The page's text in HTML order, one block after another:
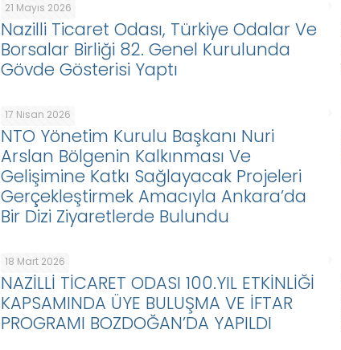
21 Mayıs 2026
Nazilli Ticaret Odası, Türkiye Odalar Ve
Borsalar Birliği 82. Genel Kurulunda
Gövde Gösterisi Yaptı
17 Nisan 2026
NTO Yönetim Kurulu Başkanı Nuri
Arslan Bölgenin Kalkınması Ve
Gelişimine Katkı Sağlayacak Projeleri
Gerçekleştirmek Amacıyla Ankara’da
Bir Dizi Ziyaretlerde Bulundu
18 Mart 2026
NAZİLLİ TİCARET ODASI 100.YIL ETKİNLİĞİ
KAPSAMINDA ÜYE BULUŞMA VE İFTAR
PROGRAMI BOZDOĞAN’DA YAPILDI